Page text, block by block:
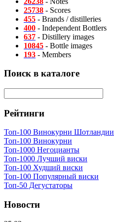
25738 - Scores
455 - Brands / distilleries
400 - Independent Bottlers
637 - Distillery images
10845 - Bottle images
193 - Members
Поиск в каталоге
Рейтинги
Топ-100 Винокурни Шотландии
Топ-100 Винокурни
Топ-1000 Негоцианты
Топ-1000 Лучший виски
Топ-100 Худший виски
Топ-100 Популярный виски
Топ-50 Дегустаторы
Новости